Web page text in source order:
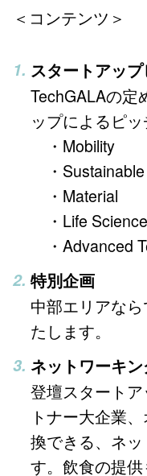
＜コンテンツ＞
スタートアッ
TechGALAの定
ップによるピッ
・Mobility
・
・Material
・Life Science
・Advanced
特別企画
中部エリアな
たします。
ネットワーキ
登壇スタート
トナー大企業
換できる、ネ
す。飲食の提供